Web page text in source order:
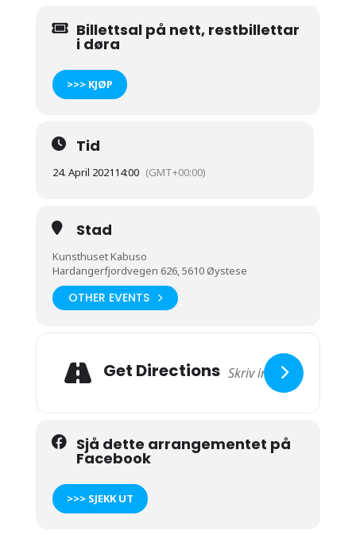
Billettsal på nett, restbillettar
i døra
>>> KJØP
Tid
24. April 202114:00 (GMT+00:00)
Stad
Kunsthuset Kabuso
Hardangerfjordvegen 626, 5610 Øystese
OTHER EVENTS
Get Directions
Sjå dette arrangementet på
Facebook
>>> SJEKK UT